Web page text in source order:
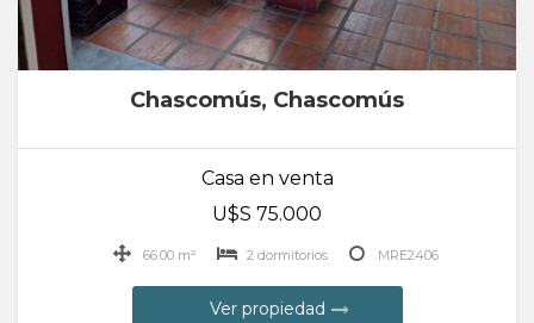
Chascomús, Chascomús
Casa en venta
U$S 75.000
66.00 m² 2 dormitorios MRE2406
Ver propiedad